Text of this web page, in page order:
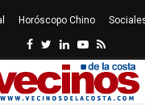
Horóscopo Chino
Facebook
Twitter
LinkedinYoutube
Rss